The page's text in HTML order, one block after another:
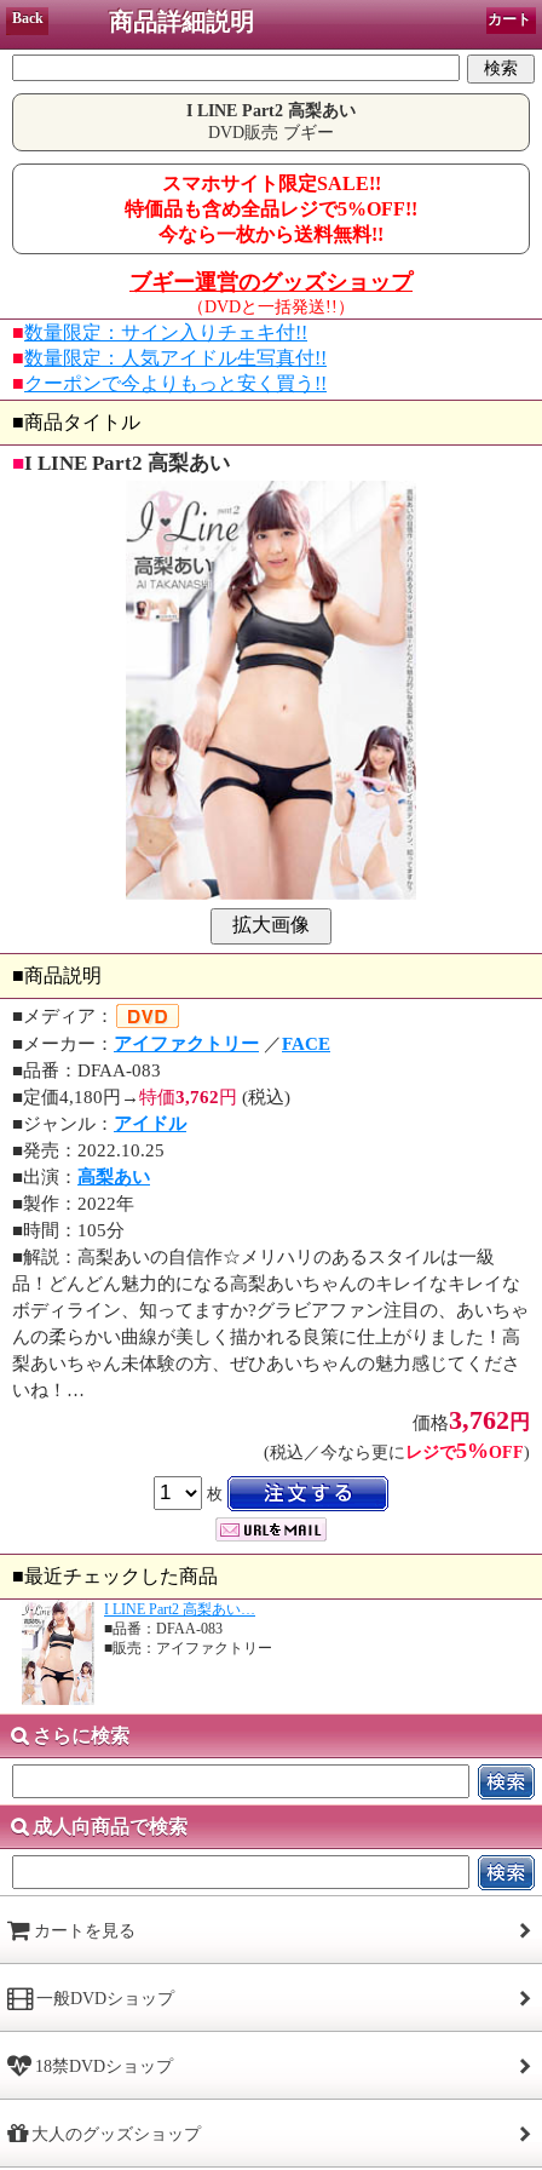
Back 商品詳細説明 カート
I LINE Part2 高梨あい
DVD販売 ブギー
スマホサイト限定SALE!!
特価品も含め全品レジで5%OFF!!
今なら一枚から送料無料!!
ブギー運営のグッズショップ
（DVDと一括発送!!）
■数量限定：サイン入りチェキ付!!
■数量限定：人気アイドル生写真付!!
■クーポンで今よりもっと安く買う!!
■商品タイトル
■I LINE Part2 高梨あい
■商品説明
■メディア：
■メーカー： アイファクトリー ／FACE
■品番：DFAA-083
■定価4,180円→特価3,762円 (税込)
■ジャンル： アイドル
■発売：2022.10.25
■出演： 高梨あい
■製作：2022年
■時間：105分
■解説：高梨あいの自信作☆メリハリのあるスタイルは一級
品！どんどん魅力的になる高梨あいちゃんのキレイなキレイな
ボディライン、知ってますか?グラビアファン注目の、あいちゃ
んの柔らかい曲線が美しく描かれる良策に仕上がりました！高
梨あいちゃん未体験の方、ぜひあいちゃんの魅力感じてくださ
いね！…
価格3,762 円
(税込／今なら更に レジで5%OFF)
枚
■最近チェックした商品
I LINE Part2 高梨あい…
■品番：DFAA-083
■販売：アイファクトリー
さらに検索
成人向商品で検索
カートを見る
一般DVDショップ
18禁DVDショップ
大人のグッズショップ